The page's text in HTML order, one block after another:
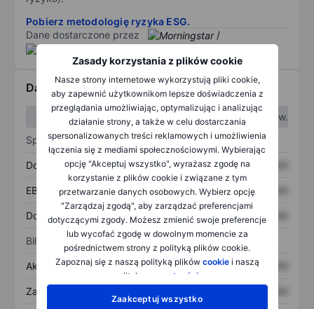
Zasady korzystania z plików cookie
Nasze strony internetowe wykorzystują pliki cookie,
aby zapewnić użytkownikom lepsze doświadczenia z
przeglądania umożliwiając, optymalizując i analizując
działanie strony, a także w celu dostarczania
spersonalizowanych treści reklamowych i umożliwienia
łączenia się z mediami społecznościowymi. Wybierając
opcję "Akceptuj wszystko", wyrażasz zgodę na
korzystanie z plików cookie i związane z tym
przetwarzanie danych osobowych. Wybierz opcję
"Zarządzaj zgodą", aby zarządzać preferencjami
dotyczącymi zgody. Możesz zmienić swoje preferencje
lub wycofać zgodę w dowolnym momencie za
pośrednictwem strony z polityką plików cookie.
Zapoznaj się z naszą polityką plików cookiei naszą
polityką
prywatności
Zaakceptuj wszystko
Pobierz metodologię ryzyka ESG.
Dane dostarczone przez
/
Dane finansowe
W I kw.
W II kw.
Sprawozdanie z zysków
Dochód XXXXXXX XXXXXXX
EBITDA XXXXXXX XXXXXXX
Dochód netto XXXXXXX XXXXXXX
Bilans
Aktywa ogółem XXXXXXX XXXXXXX
Zadłużenie ogółem